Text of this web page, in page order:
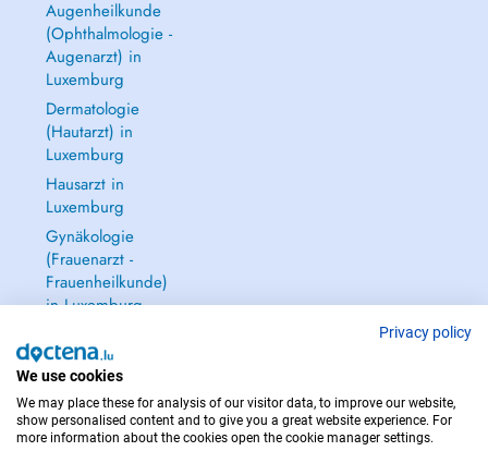
Augenheilkunde
(Ophthalmologie -
Augenarzt) in
Luxemburg
Dermatologie
(Hautarzt) in
Luxemburg
Hausarzt in
Luxemburg
Gynäkologie
(Frauenarzt -
Frauenheilkunde)
in Luxemburg
Privacy policy
We use cookies
We may place these for analysis of our visitor data, to improve our website,
show personalised content and to give you a great website experience. For
more information about the cookies open the cookie manager settings.